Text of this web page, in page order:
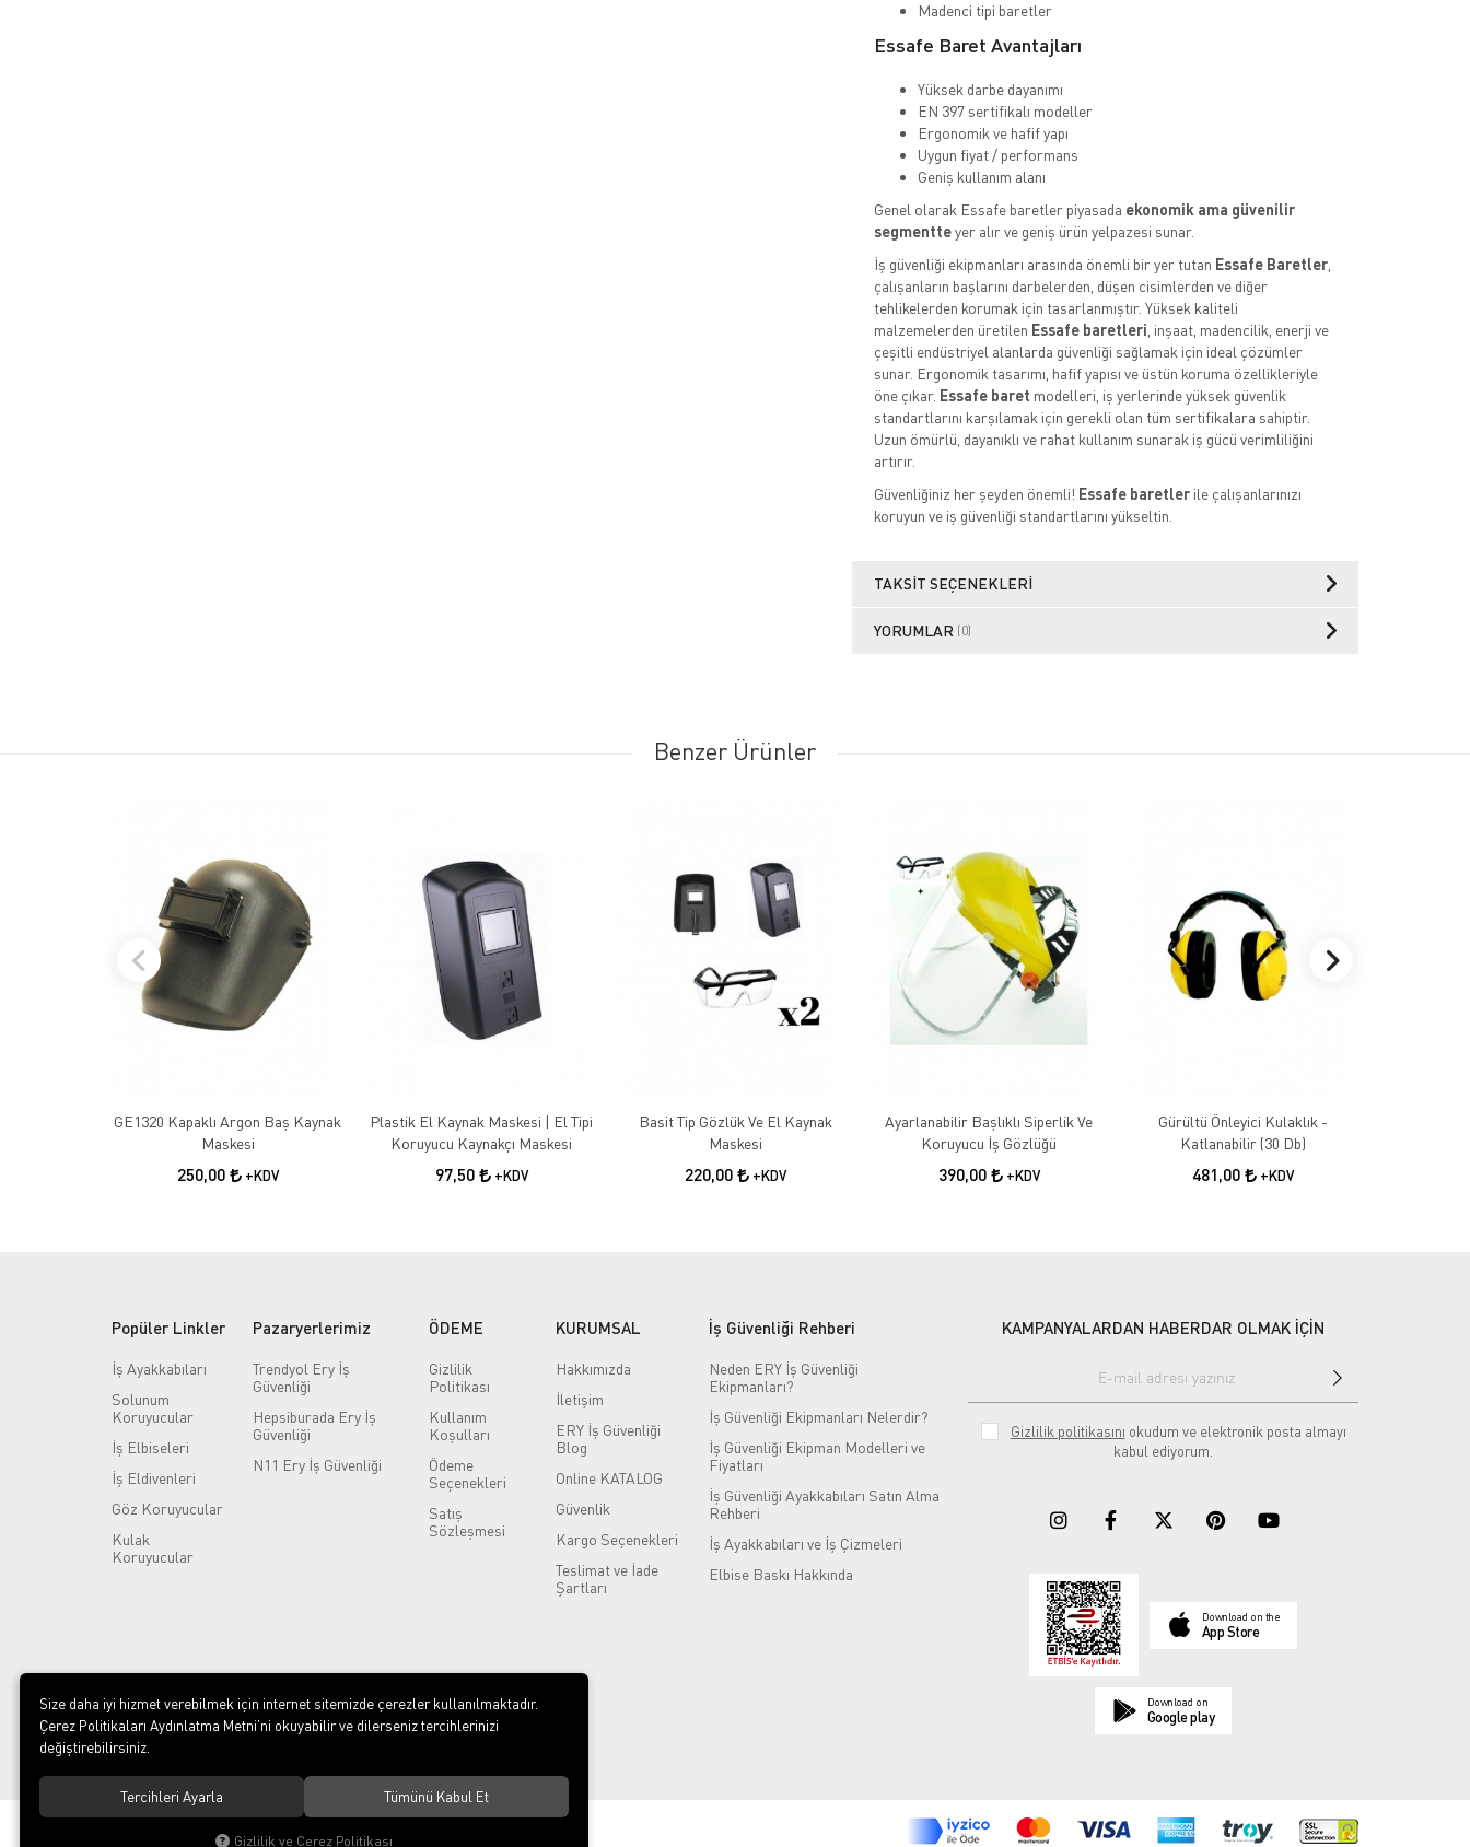
Madenci tipi baretler
Essafe Baret Avantajları
Yüksek darbe dayanımı
EN 397 sertifikalı modeller
Ergonomik ve hafif yapı
Uygun fiyat / performans
Geniş kullanım alanı
Genel olarak Essafe baretler piyasada ekonomik ama güvenilir
segmentteyer alır ve geniş ürün yelpazesi sunar.
İş güvenliği ekipmanları arasında önemli bir yer tutan Essafe Baretler,
çalışanların başlarını darbelerden, düşen cisimlerden ve diğer
tehlikelerden korumak için tasarlanmıştır. Yüksek kaliteli
malzemelerden üretilen Essafe baretleri , inşaat, madencilik, enerji ve
çeşitli endüstriyel alanlarda güvenliği sağlamak için ideal çözümler
sunar. Ergonomik tasarımı, hafif yapısı ve üstün koruma özellikleriyle
öne çıkar. Essafe baret modelleri, iş yerlerinde yüksek güvenlik
standartlarını karşılamak için gerekli olan tüm sertifikalara sahiptir.
Uzun ömürlü, dayanıklı ve rahat kullanım sunarak iş gücü verimliliğini
artırır.
Güvenliğiniz her şeyden önemli! Essafe baretlerile çalışanlarınızı
koruyun ve iş güvenliği standartlarını yükseltin.
TAKSIT SEÇENEKLERI
YORUMLAR (0)
Benzer Ürünler
GE1320 Kapaklı Argon Baş Kaynak
Maskesi
250,00 +KDV
Plastik El Kaynak Maskesi | El Tipi
Koruyucu Kaynakçı Maskesi
97,50 +KDV
Basit Tip Gözlük Ve El Kaynak
Maskesi
220,00 +KDV
Ayarlanabilir Başlıklı Siperlik Ve
Koruyucu İş Gözlüğü
390,00 +KDV
Gürültü Önleyici Kulaklık -
Katlanabilir (30 Db)
481,00 +KDV
Popüler Linkler
İş Ayakkabıları
Solunum
Koruyucular
İş Elbiseleri
İş Eldivenleri
Göz Koruyucular
Kulak
Koruyucular
Pazaryerlerimiz
Trendyol Ery İş
Güvenliği
Hepsiburada Ery İş
Güvenliği
N11 Ery İş Güvenliği
ÖDEME
Gizlilik
Politikası
Kullanım
Koşulları
Ödeme
Seçenekleri
Satış
Sözleşmesi
KURUMSAL
Hakkımızda
İletişim
ERY İş Güvenliği
Blog
Online KATALOG
Güvenlik
Kargo Seçenekleri
Teslimat ve İade
Şartları
İş Güvenliği Rehberi
Neden ERY İş Güvenliği
Ekipmanları?
İş Güvenliği Ekipmanları Nelerdir?
İş Güvenliği Ekipman Modelleri ve
Fiyatları
İş Güvenliği Ayakkabıları Satın Alma
Rehberi
İş Ayakkabıları ve İş Çizmeleri
Elbise Baskı Hakkında
KAMPANYALARDAN HABERDAR OLMAK İÇİN
Gizlilik politikasını okudum ve elektronik posta almayı
kabul ediyorum.
Download on the
App Store
Download on
Google play
ERY İş Güvenliği Ekipmanları
Size daha iyi hizmet verebilmek için internet sitemizde çerezler kullanılmaktadır.
Çerez Politikaları Aydınlatma Metni’ni okuyabilir ve dilerseniz tercihlerinizi
değiştirebilirsiniz.
Tercihleri Ayarla Tümünü Kabul Et
Gizlilik ve Çerez Politikası